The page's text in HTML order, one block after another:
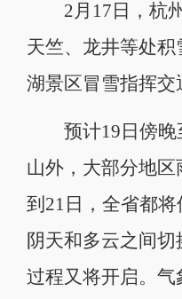
2月17日，杭州
天竺、龙井等处
湖景区冒雪指挥交
预计19日傍晚
山外，大部分地
到21日，全省都
阴天和多云之间
过程又将开启。